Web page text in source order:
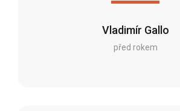
Vladimír Gallo
před rokem